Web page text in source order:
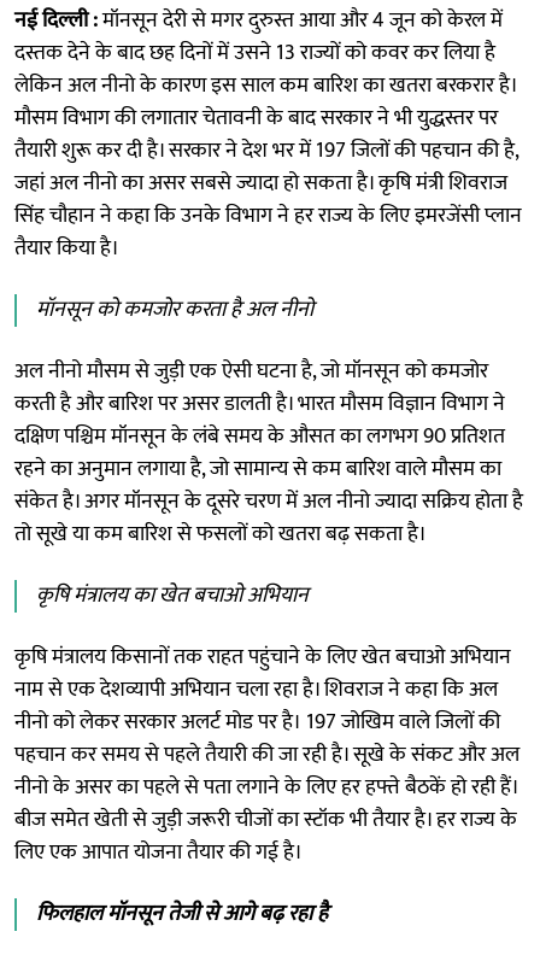
नई दिल्ली :मॉनसून देरी से मगर दुरुस्त आया और 4 जून को केरल में
दस्तक देने के बाद छह दिनों में उसने 13 राज्यों को कवर कर लिया है
लेकिन अल नीनो के कारण इस साल कम बारिश का खतरा बरकरार है।
मौसम विभाग की लगातार चेतावनी के बाद सरकार ने भी युद्धस्तर पर
तैयारी शुरू कर दी है। सरकार ने देश भर में 197 जिलों की पहचान की है,
जहां अल नीनो का असर सबसे ज्यादा हो सकता है। कृषि मंत्री शिवराज
सिंह चौहान ने कहा कि उनके विभाग ने हर राज्य के लिए इमरजेंसी प्लान
तैयार किया है।
मॉनसून को कमजोर करता है अल नीनो
अल नीनो मौसम से जुड़ी एक ऐसी घटना है, जो मॉनसून को कमजोर
करती है और बारिश पर असर डालती है। भारत मौसम विज्ञान विभाग ने
दक्षिण पश्चिम मॉनसून के लंबे समय के औसत का लगभग 90 प्रतिशत
रहने का अनुमान लगाया है, जो सामान्य से कम बारिश वाले मौसम का
संकेत है। अगर मॉनसून के दूसरे चरण में अल नीनो ज्यादा सक्रिय होता है
तो सूखे या कम बारिश से फसलों को खतरा बढ़ सकता है।
कृषि मंत्रालय का खेत बचाओ अभियान
कृषि मंत्रालय किसानों तक राहत पहुंचाने के लिए खेत बचाओ अभियान
नाम से एक देशव्यापी अभियान चला रहा है। शिवराज ने कहा कि अल
नीनो को लेकर सरकार अलर्ट मोड पर है। 197 जोखिम वाले जिलों की
पहचान कर समय से पहले तैयारी की जा रही है। सूखे के संकट और अल
नीनो के असर का पहले से पता लगाने के लिए हर हफ्ते बैठकें हो रही हैं।
बीज समेत खेती से जुड़ी जरूरी चीजों का स्टॉक भी तैयार है। हर राज्य के
लिए एक आपात योजना तैयार की गई है।
फिलहाल मॉनसून तेजी से आगे बढ़ रहा है